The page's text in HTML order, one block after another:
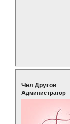
Чел Другов
Администратор